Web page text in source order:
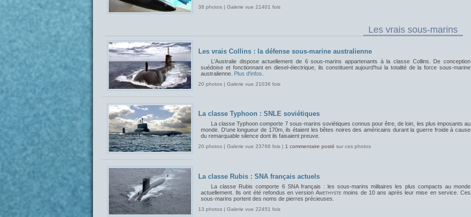
38 photos | Galerie vue 21401 fois
Les vrais sous-marins
Les vrais Collins : la défense sous-marine australienne
L'Australie dispose actuellement de 6 sous-marins appartenants à la classe Collins. De conception
suédoise et fonctionnant en diesel-électrique, ils constituent aujourd'hui la totalité de la force sous-marine
australienne. Plus d'infos
20 photos | Galerie vue 21036 fois
La classe Typhoon : SNLE soviétiques
La classe Typhoon comporte 7 sous-marins soviétiques connus pour être, de loin, les plus imposants au
monde. D'une longueur de 170m, ils étaient les bêtes noires des américains durant la guerre froide à cause
du remarquable silence dont ils faisaient preuve.
20 photos | Galerie vue 23766 fois | 1 commentaire posté sur ces photos
La classe Rubis : SNA français actuels
La classe Rubis comporte 6 SNA français : les sous-marins militaires les plus compacts au monde
actuellement. Ils ont été refondus en versionAmethyste moins de 10 ans après leur mise en service. Ces
sous-marins portent des noms de pierres précieuses.
13 photos | Galerie vue 22451 fois